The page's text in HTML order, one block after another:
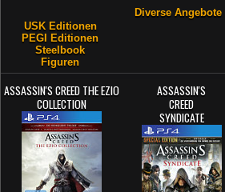
USK Editionen
PEGI Editionen
Steelbook
Figuren
Diverse Angebote
ASSASSIN'S CREED THE EZIO
COLLECTION
ASSASSIN'S
CREED
SYNDICATE